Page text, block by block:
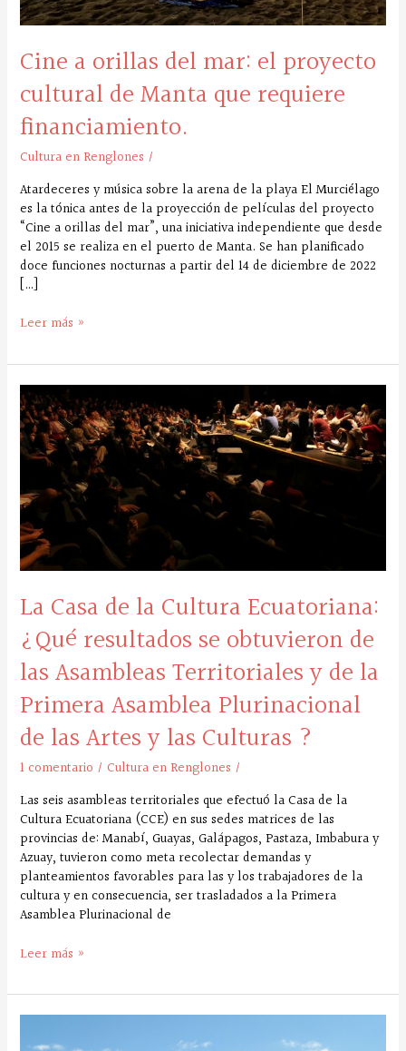
Cine a orillas del mar: el proyecto
cultural de Manta que requiere
financiamiento.
Cultura en Renglones /
Atardeceres y música sobre la arena de la playa El Murciélago
es la tónica antes de la proyección de películas del proyecto
“Cine a orillas del mar”, una iniciativa independiente que desde
el 2015 se realiza en el puerto de Manta. Se han planificado
doce funciones nocturnas a partir del 14 de diciembre de 2022
[…]
Leer más »
La Casa de la Cultura Ecuatoriana:
¿Qué resultados se obtuvieron de
las Asambleas Territoriales y de la
Primera Asamblea Plurinacional
de las Artes y las Culturas ?
1 comentario / Cultura en Renglones /
Las seis asambleas territoriales que efectuó la Casa de la
Cultura Ecuatoriana (CCE) en sus sedes matrices de las
provincias de: Manabí, Guayas, Galápagos, Pastaza, Imbabura y
Azuay, tuvieron como meta recolectar demandas y
planteamientos favorables para las y los trabajadores de la
cultura y en consecuencia, ser trasladados a la Primera
Asamblea Plurinacional de
La
Casa
de
la
Cultura
Ecuatoriana:
¿Qué
resultados
se
obtuvieron
las
Territoriales
y
de
la
Primera
Asamblea
de
las
Artes
y
las
Culturas
?
Leer más »
mapea